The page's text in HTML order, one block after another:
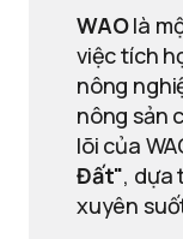
WAOlà
việc tích
nông
nông sản
lõi của
Đất", dựa
xuyên